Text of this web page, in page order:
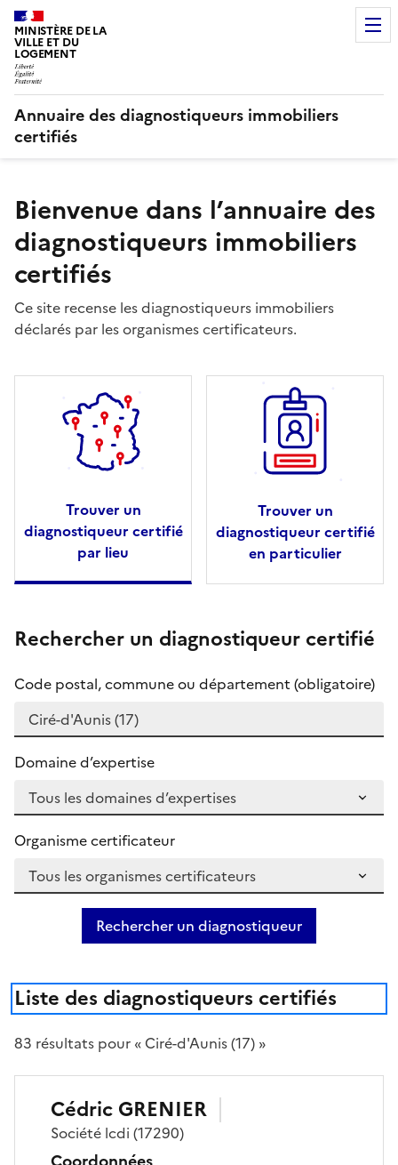
MINISTÈRE DE LA
VILLE ET DU
LOGEMENT
Annuaire des diagnostiqueurs immobiliers
certifiés
Bienvenue dans l’annuaire des
diagnostiqueurs immobiliers
certifiés
Ce site recense les diagnostiqueurs immobiliers
déclarés par les organismes certificateurs.
Trouver un
diagnostiqueur certifié
par lieu
Trouver un
diagnostiqueur certifié
en particulier
Rechercher un diagnostiqueur certifié
Code postal, commune ou département (obligatoire)
Domaine d’expertise
Organisme certificateur
Rechercher un diagnostiqueur
Liste des diagnostiqueurs certifiés
83 résultats pour « Ciré-d'Aunis (17) »
Cédric GRENIER
Société lcdi (17290)